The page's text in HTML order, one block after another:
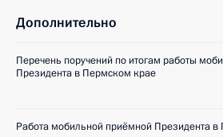
Дополнительно
Перечень поручений по итогам работы
Президента в Пермском крае
Работа мобильной приёмной Президента